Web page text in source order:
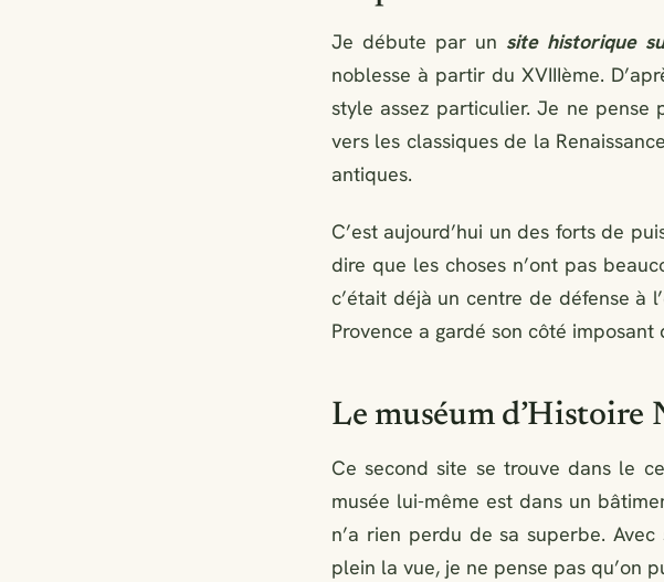
Je débute par un site historique
noblesse à partir du XVIIIème.
style assez particulier. Je ne pense
vers les classiques de la
antiques.
C’est aujourd’hui un des forts de
dire que les choses n’ont pas
c’était déjà un centre de défense à
Provence a gardé son côté
Le muséum d’Histoire
Ce second site se trouve dans le
musée lui-même est dans un
n’a rien perdu de sa superbe.
plein la vue, je ne pense pas qu’on